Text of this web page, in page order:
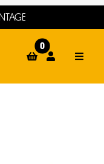
0
Toggle